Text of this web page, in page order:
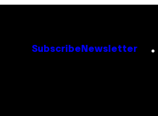
Subscribe Newsletter